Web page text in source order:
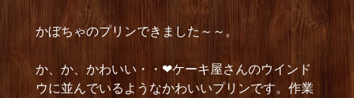
かぼちゃのプリンできました～～。
か、か、かわいい・・❤ケーキ屋さんのウインド
ウに並んでいるようなかわいいプリンです。作業